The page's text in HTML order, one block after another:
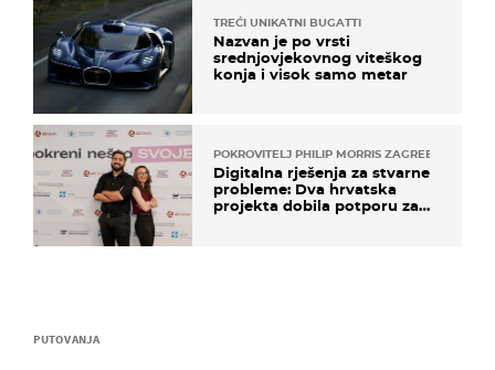
PUTOVANJA
TREĆI UNIKATNI BUGATTI
Nazvan je po vrsti
srednjovjekovnog viteškog
konja i visok samo metar
POKROVITELJ PHILIP MORRIS ZAGREB
Digitalna rješenja za stvarne
probleme: Dva hrvatska
projekta dobila potporu za